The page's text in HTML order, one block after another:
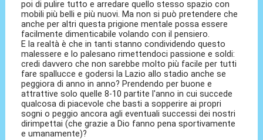
poi di pulire tutto e arredare quello stesso spazio con
mobili più belli e più nuovi. Ma non si può pretendere che
anche per altri questa prigione mentale possa essere
facilmente dimenticabile volando con il pensiero.
E la realtà è che in tanti stanno condividendo questo
malessere e lo palesano rimettendoci passione e soldi:
credi davvero che non sarebbe molto più facile per tutti
fare spallucce e godersi la Lazio allo stadio anche se
peggiora di anno in anno? Prendendo per buone e
attrattive solo quelle 8-10 partite l'anno in cui succede
qualcosa di piacevole che basti a sopperire ai propri
sogni o peggio ancora agli eventuali successi dei nostri
dirimpettai (che grazie a Dio fanno pena sportivamente
e umanamente)?